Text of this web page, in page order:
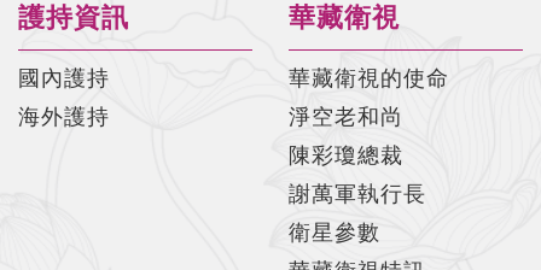
護持資訊
國內護持
海外護持
華藏衛視
華藏衛視的使命
淨空老和尚
陳彩瓊總裁
謝萬軍執行長
衛星參數